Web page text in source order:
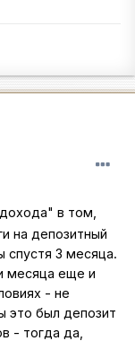
в том,
на депозитный
спустя 3 месяца.
месяца еще и
- не
это был депозит
- тогда да,